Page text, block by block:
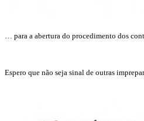
… para a abertura do procedimento dos
Espero que não seja sinal de outras